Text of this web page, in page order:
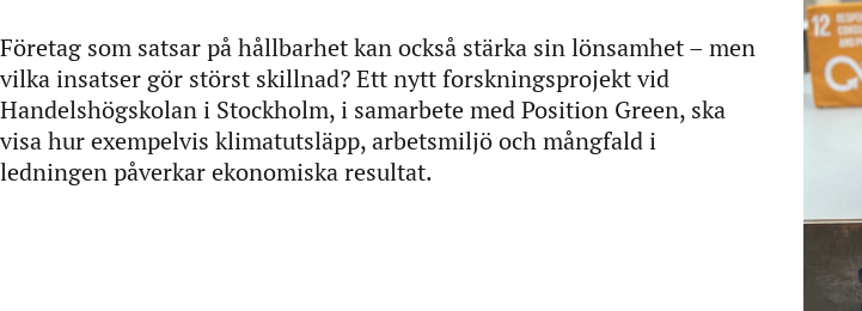
Företag som satsar på hållbarhet kan också stärka sin lönsamhet – men
vilka insatser gör störst skillnad? Ett nytt forskningsprojekt vid
Handelshögskolan i Stockholm, i samarbete med Position Green, ska
visa hur exempelvis klimatutsläpp, arbetsmiljö och mångfald i
ledningen påverkar ekonomiska resultat.